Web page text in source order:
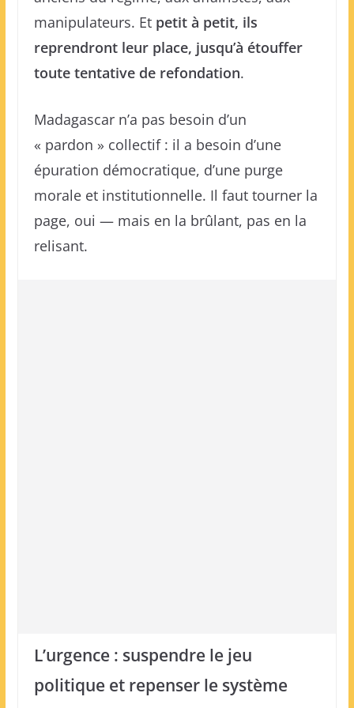
manipulateurs. Et petit à petit, ils
reprendront leur place, jusqu’à étouffer
toute tentative de refondation.
Madagascar n’a pas besoin d’un
« pardon » collectif : il a besoin d’une
épuration démocratique, d’une purge
morale et institutionnelle. Il faut tourner la
page, oui — mais en la brûlant, pas en la
relisant.
L’urgence : suspendre le jeu
politique et repenser le système